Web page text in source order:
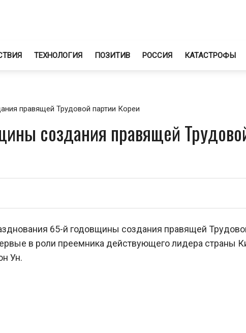
ТЕХНОЛОГИЯ ПОЗИТИВ РОССИЯ КАТАСТРОФЫ
правящей Трудовой партии Кореи
создания правящей
65-й годовщины создания правящей
в роли преемника действующего лидера страны
Ун.